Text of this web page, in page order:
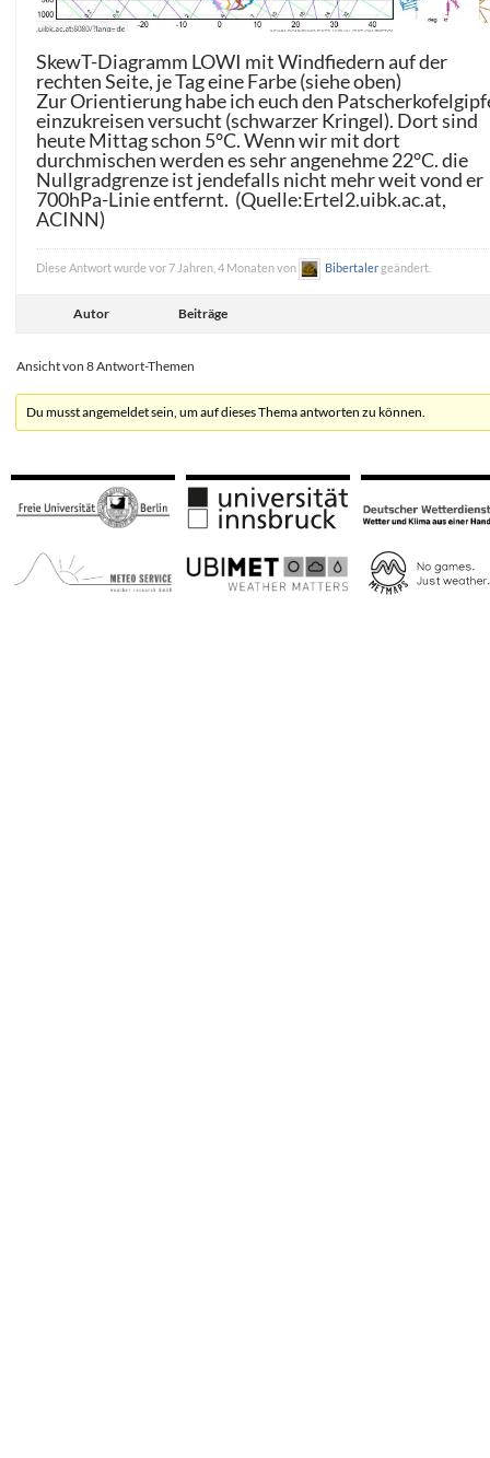
SkewT-Diagramm LOWI mit Windfiedern auf der
rechten Seite, je Tag eine Farbe (siehe oben)
Zur Orientierung habe ich euch den
einzukreisen versucht (schwarzer Kringel). Dort sind
heute Mittag schon 5°C. Wenn wir mit dort
durchmischen werden es sehr angenehme 22°C. die
Nullgradgrenze ist jendefalls nicht mehr weit vond er
700hPa-Linie entfernt. (Quelle:Ertel2.uibk.ac.at,
ACINN)
Diese Antwort wurde vor 7 Jahren, 4 Monaten von Bibertalergeändert.
Autor Beiträge
Ansicht von 8 Antwort-Themen
Du musst angemeldet sein, um auf dieses Thema antworten zu können.